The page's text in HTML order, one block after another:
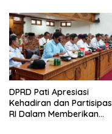
DPRD Pati Apresiasi
Kehadiran dan
RI Dalam Memberikan